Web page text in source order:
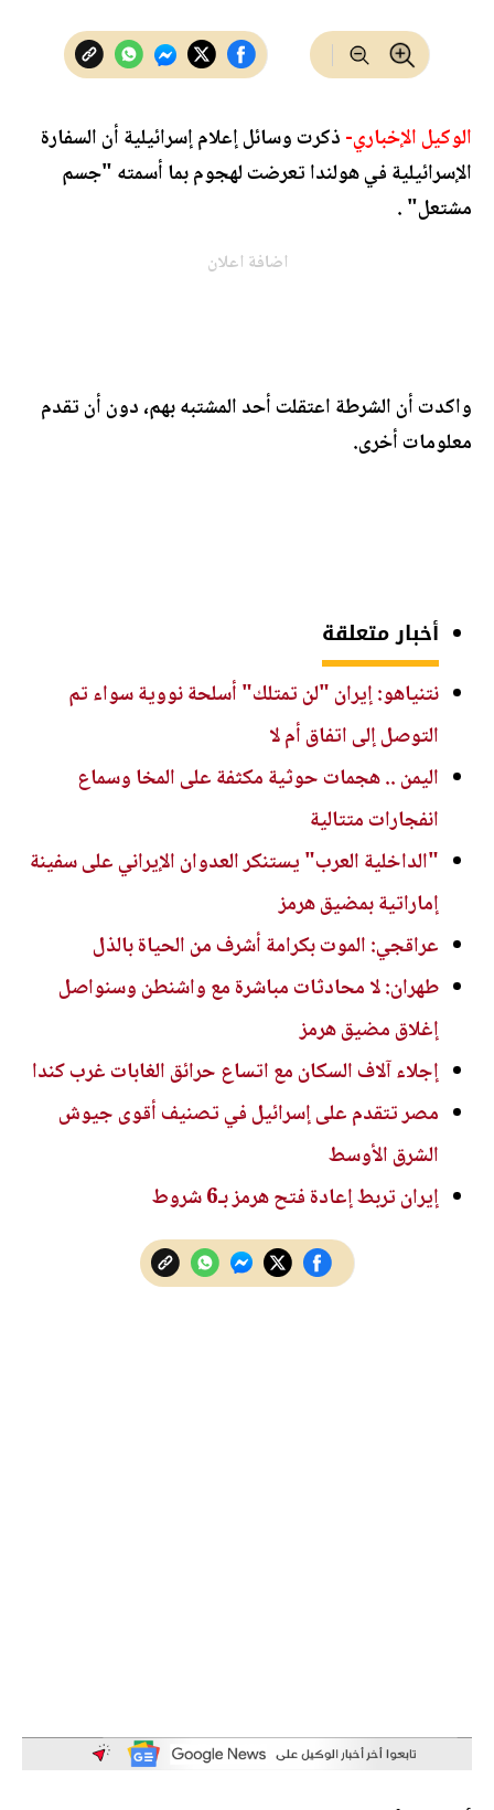
الوكيل الإخباري-ذكرت وسائل إعلام إسرائيلية أن السفارة
الإسرائيلية في هولندا تعرضت لهجوم بما أسمته "جسم
مشتعل" .
اضافة اعلان
واكدت أن الشرطة اعتقلت أحد المشتبه بهم، دون أن تقدم
معلومات أخرى.
أخبار متعلقة
نتنياهو: إيران "لن تمتلك" أسلحة نووية سواء تم
التوصل إلى اتفاق أم لا
اليمن .. هجمات حوثية مكثفة على المخا وسماع
انفجارات متتالية
"الداخلية العرب" يستنكر العدوان الإيراني على سفينة
إماراتية بمضيق هرمز
عراقجي: الموت بكرامة أشرف من الحياة بالذل
طهران: لا محادثات مباشرة مع واشنطن وسنواصل
إغلاق مضيق هرمز
إجلاء آلاف السكان مع اتساع حرائق الغابات غرب كندا
مصر تتقدم على إسرائيل في تصنيف أقوى جيوش
الشرق الأوسط
إيران تربط إعادة فتح هرمز بـ6 شروط